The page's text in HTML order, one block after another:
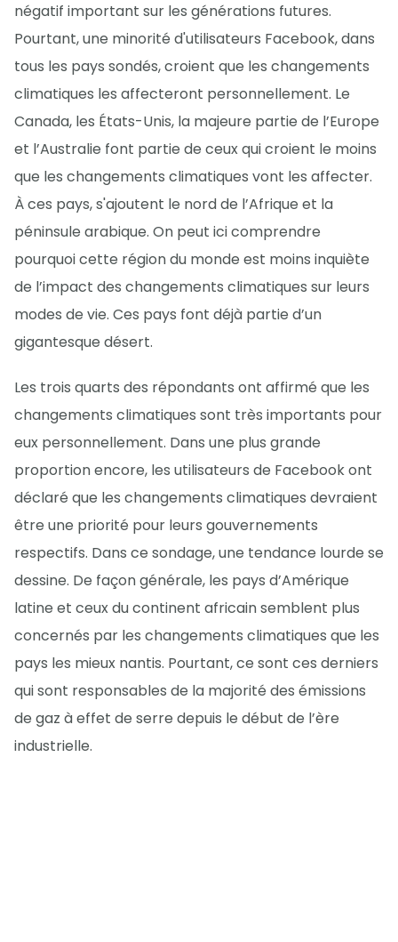
négatif important sur les générations futures.
Pourtant, une minorité d'utilisateurs Facebook, dans
tous les pays sondés, croient que les changements
climatiques les affecteront personnellement. Le
Canada, les États-Unis, la majeure partie de l’Europe
et l’Australie font partie de ceux qui croient le moins
que les changements climatiques vont les affecter.
À ces pays, s'ajoutent le nord de l’Afrique et la
péninsule arabique. On peut ici comprendre
pourquoi cette région du monde est moins inquiète
de l’impact des changements climatiques sur leurs
modes de vie. Ces pays font déjà partie d’un
gigantesque désert.
Les trois quarts des répondants ont affirmé que les
changements climatiques sont très importants pour
eux personnellement. Dans une plus grande
proportion encore, les utilisateurs de Facebook ont
déclaré que les changements climatiques devraient
être une priorité pour leurs gouvernements
respectifs. Dans ce sondage, une tendance lourde se
dessine. De façon générale, les pays d’Amérique
latine et ceux du continent africain semblent plus
concernés par les changements climatiques que les
pays les mieux nantis. Pourtant, ce sont ces derniers
qui sont responsables de la majorité des émissions
de gaz à effet de serre depuis le début de l’ère
industrielle.